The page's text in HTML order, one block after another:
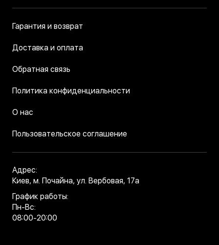
Гарантия и возврат
Доставка и оплата
Обратная связь
Политика конфиденциальности
О нас
Пользовательское соглашение
Адрес:
Киев, м. Почайна, ул. Вербовая, 17а
График работы:
Пн-Вс:
08:00-20:00